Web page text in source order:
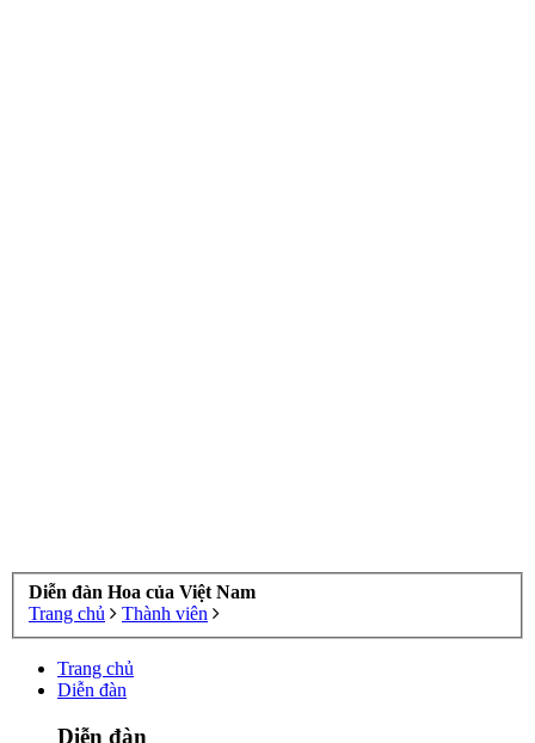
Diễn đàn Hoa của Việt Nam
Trang chủ
Thành viên
Trang chủ
Diễn đàn
Diễn đàn